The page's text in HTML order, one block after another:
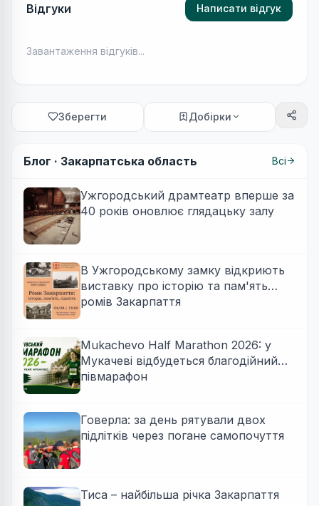
Відгуки Написати відгук
Завантаження відгуків...
Зберегти Добірки
Блог · Закарпатська область Всі
Ужгородський драмтеатр вперше за
40 років оновлює глядацьку залу
В Ужгородському замку відкриють
виставку про історію та пам'ять
ромів Закарпаття
Mukachevo Half Marathon 2026: у
Мукачеві відбудеться благодійний
півмарафон
Говерла: за день рятували двох
підлітків через погане самопочуття
Тиса – найбільша річка Закарпаття